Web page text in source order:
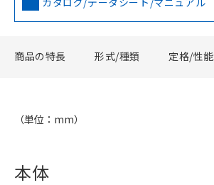
商品の特長 形式/種類 定格/性能
（単位：mm）
本体